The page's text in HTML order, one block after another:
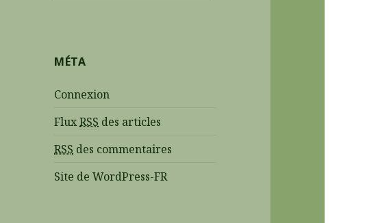
MÉTA
Connexion
FluxRSS des articles
RSS des commentaires
Site de WordPress-FR